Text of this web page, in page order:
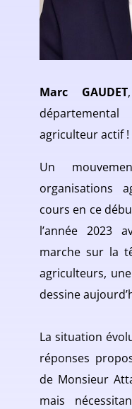
Marc GAUDET
agriculteur actif !
Un
organisations
cours en ce
l’année 2023
marche sur la
agriculteurs,
dessine
La situation
réponses
de Monsieur
mais